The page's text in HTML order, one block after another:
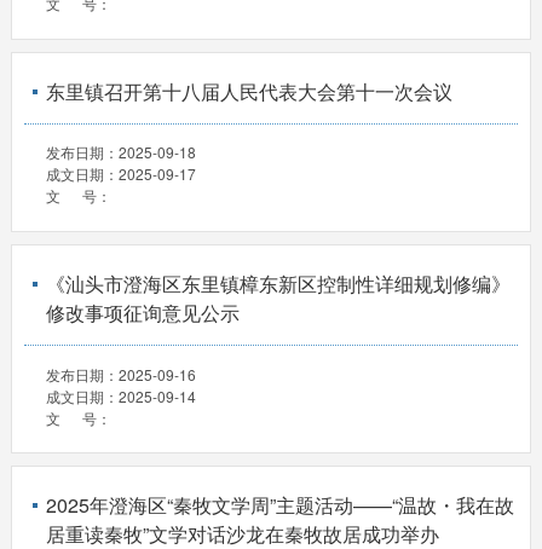
东里镇召开第十八届人民代表大会第十一次会议
发布日期： 2025-09-18
成文日期： 2025-09-17
文 号：
《汕头市澄海区东里镇樟东新区控制性详细规划修编》
修改事项征询意见公示
发布日期： 2025-09-16
成文日期： 2025-09-14
文 号：
2025年澄海区“秦牧文学周”主题活动——“温故・我在故
居重读秦牧”文学对话沙龙在秦牧故居成功举办